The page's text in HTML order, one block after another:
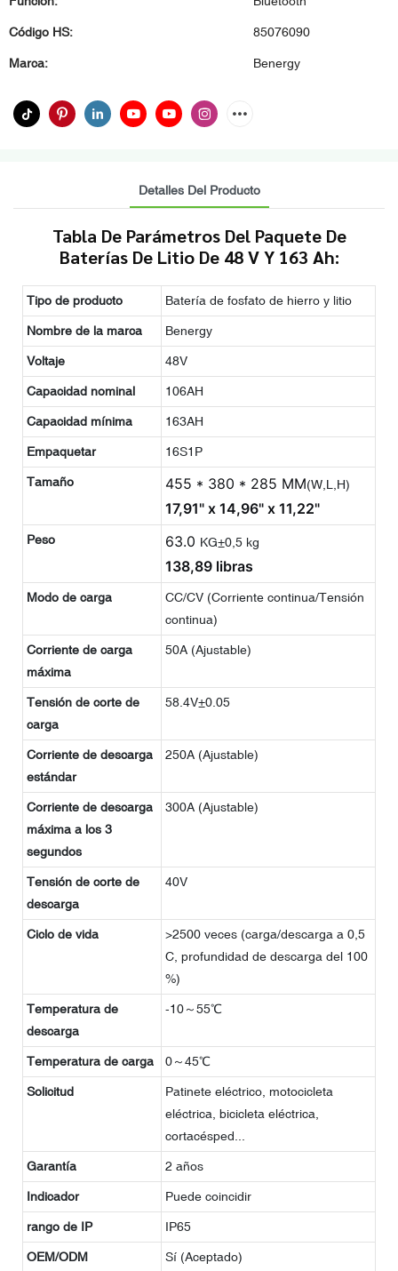
Código HS: 85076090
Marca: Benergy
Detalles Del Producto
Tabla De Parámetros Del Paquete De
Baterías De Litio De 48 V Y 163 Ah:
Tipo de producto Batería de fosfato de hierro y litio
Nombre de la marca Benergy
Voltaje 48V
Capacidad nominal 106AH
Capacidad mínima 163AH
Empaquetar 16S1P
Tamaño 455 * 380 * 285 MM(W,L,H)
17,91" x 14,96" x 11,22"
Peso 63.0 KG±0,5 kg
138,89 libras
Modo de carga
CC/CV (Corriente continua/Tensión
continua)
Corriente de carga
máxima
50A (Ajustable)
Tensión de corte de
carga
58.4V±0.05
Corriente de descarga
estándar
250A (Ajustable)
Corriente de descarga
máxima a los 3
segundos
300A (Ajustable)
Tensión de corte de
descarga
40V
Ciclo de vida
>2500 veces (carga/descarga a 0,5
C, profundidad de descarga del 100
%)
Temperatura de
descarga
-10～55℃
Temperatura de carga 0～45℃
Solicitud
Patinete eléctrico, motocicleta
eléctrica, bicicleta eléctrica,
cortacésped...
Garantía 2 años
Indicador Puede coincidir
rango de IP IP65
OEM/ODM Sí (Aceptado)